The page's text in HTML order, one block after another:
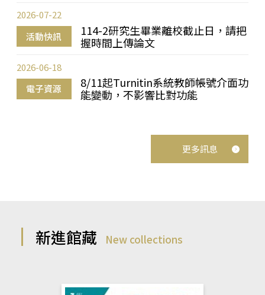
活動快訊
114-2研究生畢業離校截止日，請把
握時間上傳論文
2026-07-22
電子資源
8/11起Turnitin系統教師帳號介面功
能變動，不影響比對功能
2026-06-18
更多訊息
新進館藏 New collections